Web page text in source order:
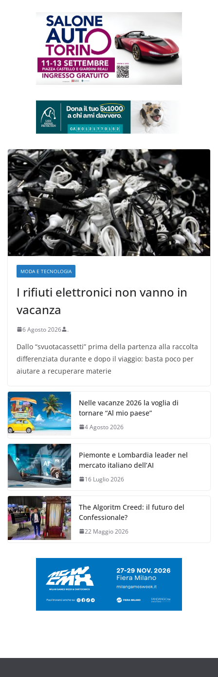
MODA E TECNOLOGIA
I rifiuti elettronici non vanno in
vacanza
6 Agosto 2026 .
Dallo “svuotacassetti” prima della partenza alla raccolta
differenziata durante e dopo il viaggio: basta poco per
aiutare a recuperare materie
Nelle vacanze 2026 la voglia di
tornare “Al mio paese”
4 Agosto 2026
Piemonte e Lombardia leader nel
mercato italiano dell’AI
16 Luglio 2026
The Algoritm Creed: il futuro del
Confessionale?
22 Maggio 2026